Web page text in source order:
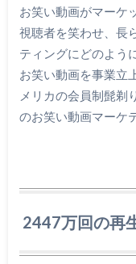
お笑い動画がマーケ
視聴者を笑わせ、長
ティングにどのよう
お笑い動画を事業立
メリカの会員制髭剃
のお笑い動画マーケ
2447万回の再